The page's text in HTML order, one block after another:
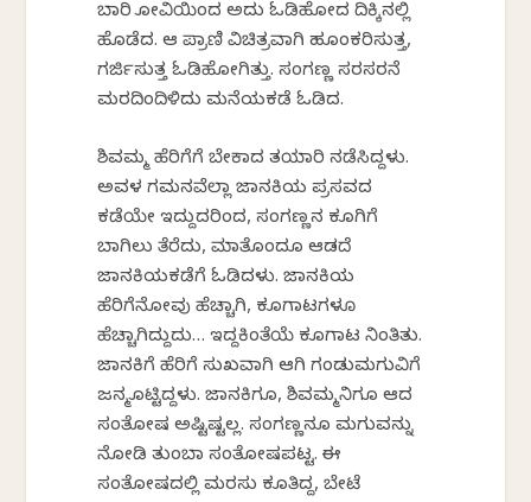
ಬಾರಿ ಕೋವಿಯಿಂದ ಅದು ಓಡಿಹೋದ ದಿಕ್ಕಿನಲ್ಲಿ
ಹೊಡೆದ. ಆ ಪ್ರಾಣಿ ವಿಚಿತ್ರವಾಗಿ ಹೂಂಕರಿಸುತ್ತ,
ಗರ್ಜಿಸುತ್ತ ಓಡಿಹೋಗಿತ್ತು. ಸಂಗಣ್ಣ ಸರಸರನೆ
ಮರದಿಂದಿಳಿದು ಮನೆಯಕಡೆ ಓಡಿದ.
ಶಿವಮ್ಮ ಹೆರಿಗೆಗೆ ಬೇಕಾದ ತಯಾರಿ ನಡೆಸಿದ್ದಳು.
ಅವಳ ಗಮನವೆಲ್ಲಾ ಜಾನಕಿಯ ಪ್ರಸವದ
ಕಡೆಯೇ ಇದ್ದುದರಿಂದ, ಸಂಗಣ್ಣನ ಕೂಗಿಗೆ
ಬಾಗಿಲು ತೆರೆದು, ಮಾತೊಂದೂ ಆಡದೆ
ಜಾನಕಿಯಕಡೆಗೆ ಓಡಿದಳು. ಜಾನಕಿಯ
ಹೆರಿಗೆನೋವು ಹೆಚ್ಚಾಗಿ, ಕೂಗಾಟಗಳೂ
ಹೆಚ್ಚಾಗಿದ್ದುದು… ಇದ್ದಕಿಂತೆಯೆ ಕೂಗಾಟ ನಿಂತಿತು.
ಜಾನಕಿಗೆ ಹೆರಿಗೆ ಸುಖವಾಗಿ ಆಗಿ ಗಂಡುಮಗುವಿಗೆ
ಜನ್ಮಕೊಟ್ಟಿದ್ದಳು. ಜಾನಕಿಗೂ, ಶಿವಮ್ಮನಿಗೂ ಆದ
ಸಂತೋಷ ಅಷ್ಟಿಷ್ಟಲ್ಲ. ಸಂಗಣ್ಣನೂ ಮಗುವನ್ನು
ನೋಡಿ ತುಂಬಾ ಸಂತೋಷಪಟ್ಟ. ಈ
ಸಂತೋಷದಲ್ಲಿ ಮರಸು ಕೂತಿದ್ದ, ಬೇಟೆ